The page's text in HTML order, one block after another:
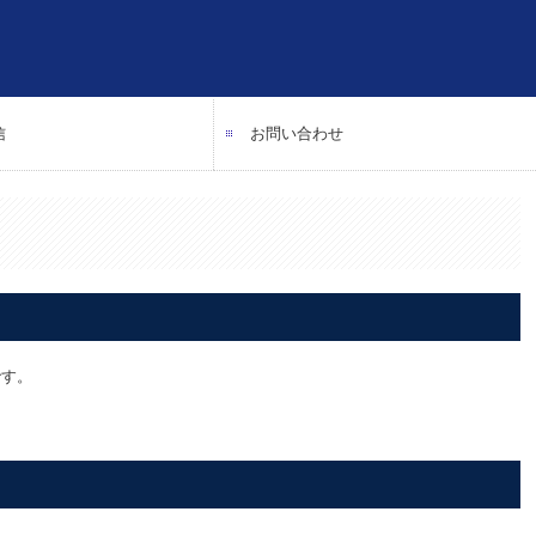
お問い合わせ
。